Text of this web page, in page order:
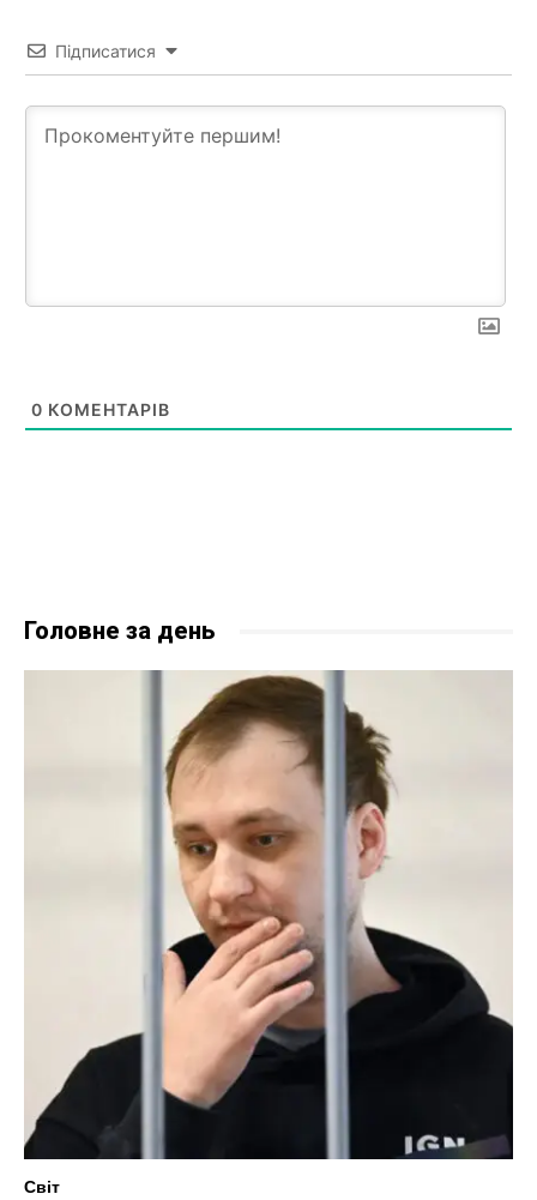
Підписатися
0 КОМЕНТАРІВ
Головне за день
Світ